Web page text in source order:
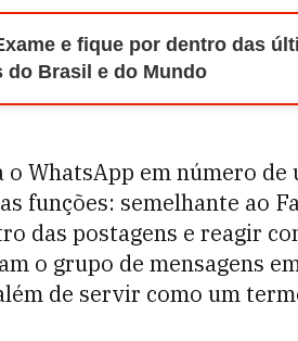
e fique por dentro das
do Brasil e do Mundo
o WhatsApp em número
funções: semelhante ao
das postagens e reagir
o grupo de mensagens
de servir como um